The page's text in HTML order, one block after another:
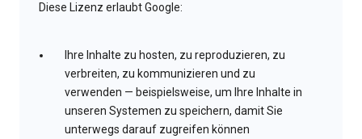
Diese Lizenz erlaubt Google:
Ihre Inhalte zu hosten, zu reproduzieren, zu
verbreiten, zu kommunizieren und zu
verwenden — beispielsweise, um Ihre Inhalte in
unseren Systemen zu speichern, damit Sie
unterwegs darauf zugreifen können